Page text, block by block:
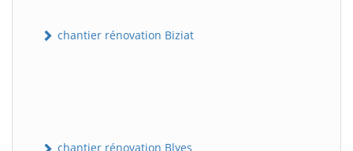
chantier rénovation Biziat
chantier rénovation Blyes